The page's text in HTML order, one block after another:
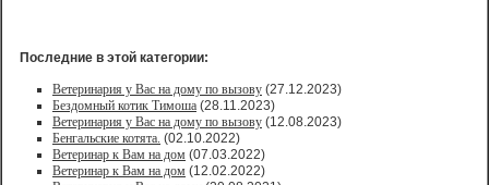
Последние в этой категории:
Ветеринария у Вас на дому по вызову (27.12.2023)
Бездомный котик Тимоша (28.11.2023)
Ветеринария у Вас на дому по вызову (12.08.2023)
Бенгальские котята. (02.10.2022)
Ветеринар к Вам на дом (07.03.2022)
Ветеринар к Вам на дом (12.02.2022)